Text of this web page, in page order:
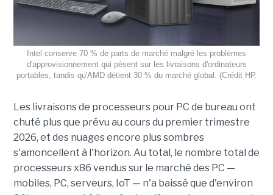
Intel conserve 70 % de parts de marché malgré les problèmes
d'approvisionnement qui pèsent sur les livraisons d'ordinateurs
portables, tandis qu'AMD détient 30 % du marché global. (Crédit HP.
Les livraisons de processeurs pour PC de bureau ont
chuté plus que prévu au cours du premier trimestre
2026, et des nuages encore plus sombres
s'amoncellent à l'horizon. Au total, le nombre total de
processeurs x86 vendus sur le marché des PC —
mobiles, PC, serveurs, IoT — n'a baissé que d'environ